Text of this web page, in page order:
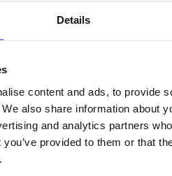
Details
content and ads, to provide
also share information about
and analytics partners
provided to them or that